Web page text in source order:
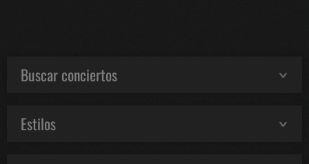
Buscar conciertos
Estilos